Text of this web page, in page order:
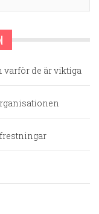
varför de är viktiga